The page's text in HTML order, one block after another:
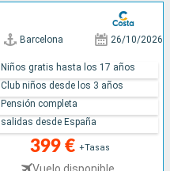
Barcelona 26/10/2026
399 € +Tasas
Vuelo disponible
Niños gratis hasta los 17 años
Club niños desde los 3 años
Pensión completa
salidas desde España